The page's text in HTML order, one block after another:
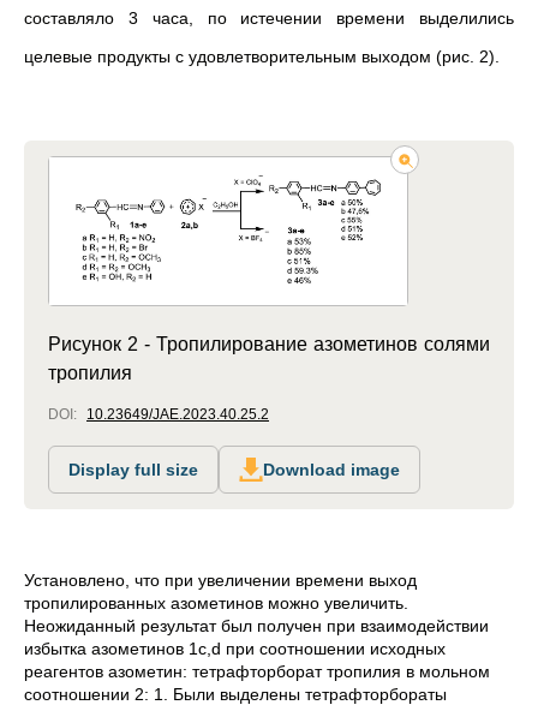
составляло 3 часа, по истечении времени выделились
целевые продукты с удовлетворительным выходом (рис. 2).
Рисунок 2 - Тропилирование азометинов солями
тропилия
DOI: 10.23649/JAE.2023.40.25.2
Display full size Download image
Установлено, что при увеличении времени выход
тропилированных азометинов можно увеличить.
Неожиданный результат был получен при взаимодействии
избытка азометинов 1c,d при соотношении исходных
реагентов азометин: тетрафторборат тропилия в мольном
соотношении 2: 1. Были выделены тетрафторбораты